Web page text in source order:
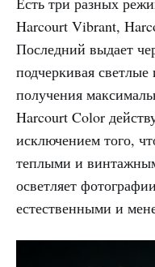
Harcourt Vibrant,
Последний выдает
подчеркивая
получения
Harcourt Color
исключением того,
теплыми и
осветляет
естественными и